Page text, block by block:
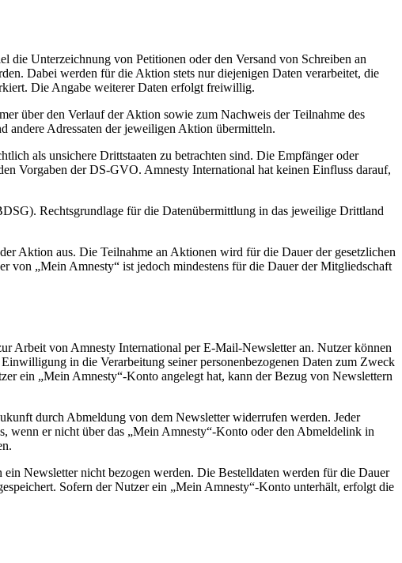
Unterzeichnung von Petitionen oder den Versand von Schreiben an
Dabei werden für die Aktion stets nur diejenigen Daten verarbeitet, die
Die Angabe weiterer Daten erfolgt freiwillig.
über den Verlauf der Aktion sowie zum Nachweis der Teilnahme des
andere Adressaten der jeweiligen Aktion übermitteln.
als unsichere Drittstaaten zu betrachten sind. Die Empfänger oder
Vorgaben der DS-GVO. Amnesty International hat keinen Einfluss darauf,
Rechtsgrundlage für die Datenübermittlung in das jeweilige Drittland
Aktion aus. Die Teilnahme an Aktionen wird für die Dauer der gesetzlichen
von „Mein Amnesty“ ist jedoch mindestens für die Dauer der Mitgliedschaft
Arbeit von Amnesty International per E-Mail-Newsletter an. Nutzer können
in die Verarbeitung seiner personenbezogenen Daten zum Zweck
ein „Mein Amnesty“-Konto angelegt hat, kann der Bezug von Newslettern
durch Abmeldung von dem Newsletter widerrufen werden. Jeder
er nicht über das „Mein Amnesty“-Konto oder den Abmeldelink in
Newsletter nicht bezogen werden. Die Bestelldaten werden für die Dauer
Sofern der Nutzer ein „Mein Amnesty“-Konto unterhält, erfolgt die